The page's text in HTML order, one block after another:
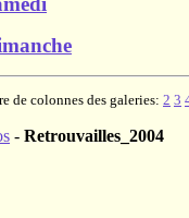
de colonnes des galeries: 2 3
- Retrouvailles_2004